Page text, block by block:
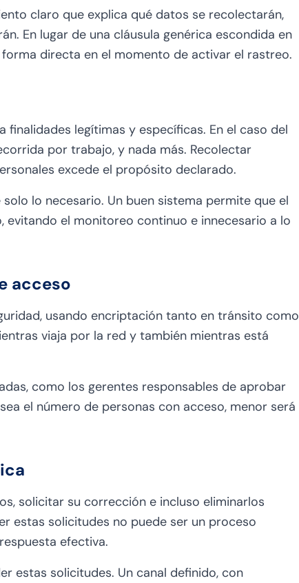
claro que explica qué datos se recolectarán,
En lugar de una cláusula genérica escondida en
directa en el momento de activar el rastreo.
legítimas y específicas. En el caso del
por trabajo, y nada más. Recolectar
excede el propósito declarado.
lo necesario. Un buen sistema permite que el
el monitoreo continuo e innecesario a lo
acceso
usando encriptación tanto en tránsito como
viaja por la red y también mientras está
como los gerentes responsables de aprobar
el número de personas con acceso, menor será
solicitar su corrección e incluso eliminarlos
estas solicitudes no puede ser un proceso
efectiva.
estas solicitudes. Un canal definido, con